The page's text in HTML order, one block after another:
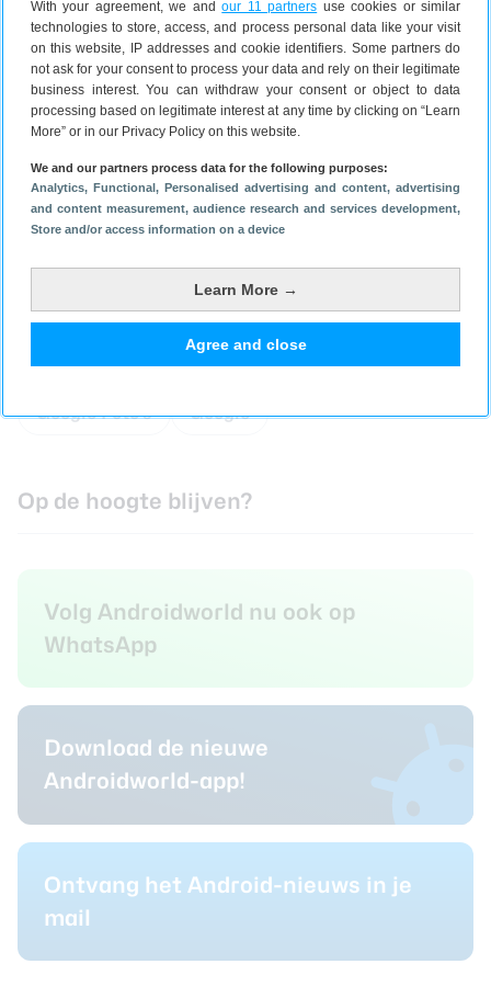
With your agreement, we andour 11 partners use cookies or similar
technologies to store, access, and process personal data like your visit
on this website, IP addresses and cookie identifiers. Some partners do
not ask for your consent to process your data and rely on their legitimate
business interest. You can withdraw your consent or object to data
processing based on legitimate interest at any time by clicking on “Learn
More” or in our Privacy Policy on this website.
We and our partners process data for the following purposes:
Analytics, Functional , Personalised advertising and content, advertising
and content measurement, audience research and services development,
Store and/or access information on a device
Learn More →
Agree and close
Google Foto's Google
Op de hoogte blijven?
Volg Androidworld nu ook op
WhatsApp
Download de nieuwe
Androidworld-app!
Ontvang het Android-nieuws in je
mail